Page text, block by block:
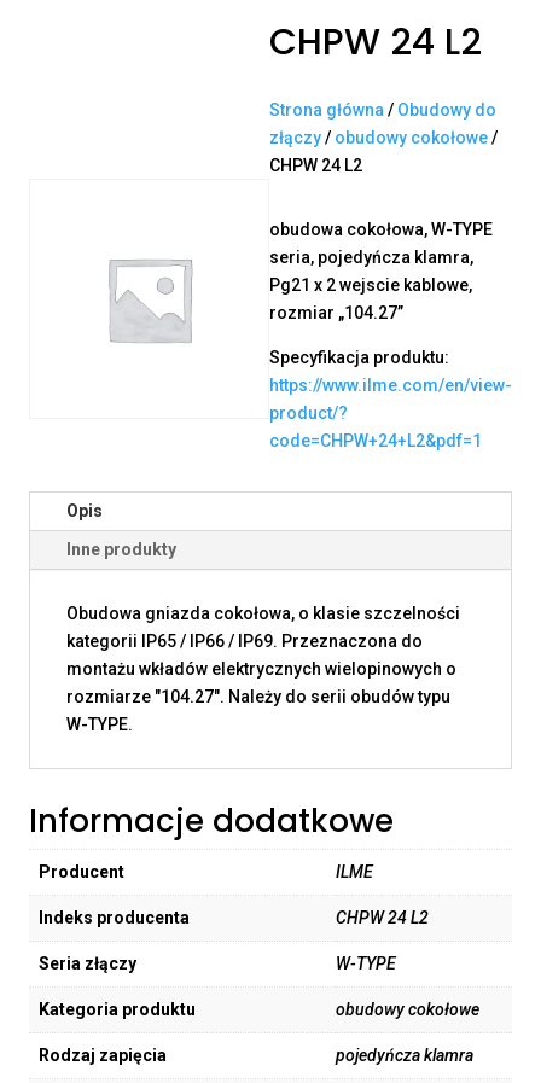
CHPW 24 L2
Strona główna / Obudowy do
złączy/ obudowy cokołowe/
CHPW 24 L2
obudowa cokołowa, W-TYPE
seria, pojedyńcza klamra,
Pg21 x 2 wejscie kablowe,
rozmiar „104.27”
Specyfikacja produktu:
https://www.ilme.com/en/view-
product/?
code=CHPW+24+L2&pdf=1
Opis
Inne produkty
Obudowa gniazda cokołowa, o klasie szczelności
kategorii IP65 / IP66 / IP69. Przeznaczona do
montażu wkładów elektrycznych wielopinowych o
rozmiarze "104.27". Należy do serii obudów typu
W-TYPE.
Informacje dodatkowe
Producent ILME
Indeks producenta CHPW 24 L2
Seria złączy W-TYPE
Kategoria produktu obudowy cokołowe
Rodzaj zapięcia pojedyńcza klamra